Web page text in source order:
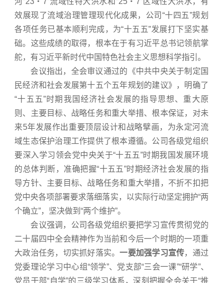
效展现了流域治理管理现代化成果，公司“十四五”规划
各项任务已基本顺利完成，为“十五五”发展打下坚实基
础。这些成绩的取得，根本在于有习近平总书记领航掌
舵，有习近平新时代中国特色社会主义思想科学指引。
会议指出，全会审议通过的《中共中央关于制定国
民经济和社会发展第十五个五年规划的建议》，明确了
“十五五”时期我国经济社会发展的指导思想、重大原
则、主要目标、战略任务和重大举措、根本保证，对未
来5年发展作出重要顶层设计和战略擘画，为永定河流
域生态保护治理工作提供了根本遵循。公司各级党组织
要深入学习领会党中央关于“十五五”时期我国发展环境
的总体判断，准确把握“十五五”时期经济社会发展的指
导方针、主要目标、战略任务和重大举措，不折不扣把
党中央各项部署要求落细落实，以实际行动坚定拥护“两
个确立”，坚决做到“两个维护”。
会议强调，公司各级党组织要把学习宣传贯彻党的
二十届四中全会精神作为当前和今后一个时期的一项重
大政治任务，切实抓好落实。一要加强学习宣传，通过
党委理论学习中心组“领学”、党支部“三会一课”“研学”、
党员干部“自学”的三级学习体系，深刻把握全会关于“推